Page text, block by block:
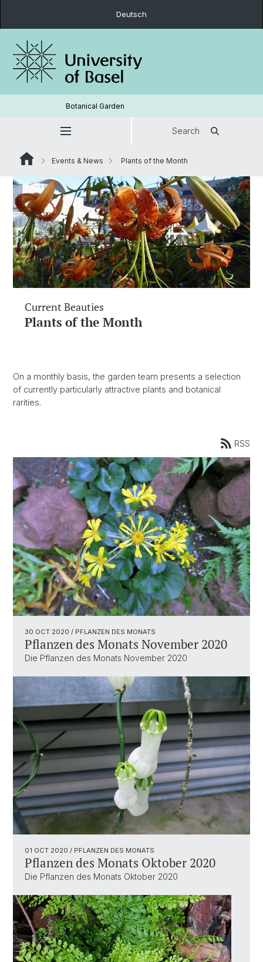
Deutsch
Botanical Garden
Search
Events & News Plants of the Month
Current Beauties
Plants of the Month
On a monthly basis, the garden team presents a selection
of currently particularly attractive plants and botanical
rarities.
RSS
30 OCT 2020 / PFLANZEN DES MONATS
Pflanzen des Monats November 2020
Die Pflanzen des Monats November 2020
01 OCT 2020 / PFLANZEN DES MONATS
Pflanzen des Monats Oktober 2020
Die Pflanzen des Monats Oktober 2020